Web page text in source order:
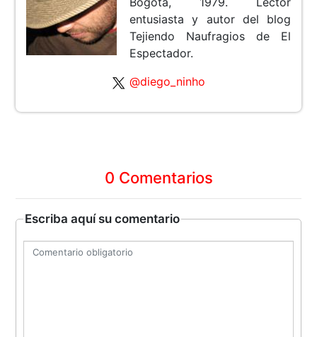
entusiasta y autor del blog
Tejiendo Naufragios de El
Espectador.
@diego_ninho
0 Comentarios
Escriba aquí su comentario